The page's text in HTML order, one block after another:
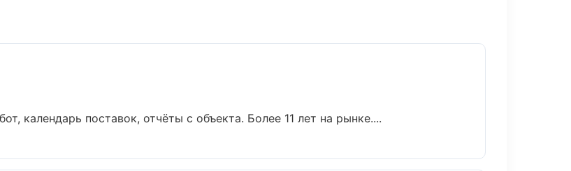
календарь поставок, отчёты с объекта. Более 11 лет на рынке....